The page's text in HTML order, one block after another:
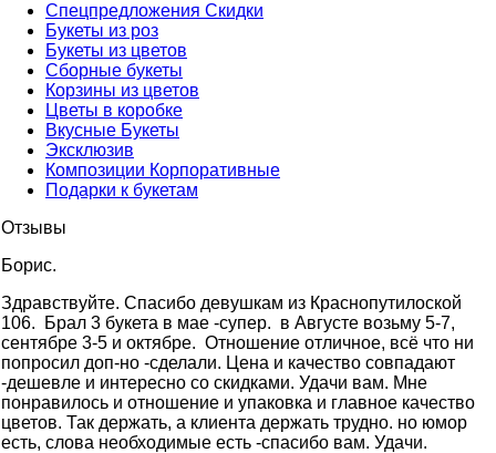
Спецпредложения Скидки
Букеты из роз
Букеты из цветов
Сборные букеты
Корзины из цветов
Цветы в коробке
Вкусные Букеты
Эксклюзив
Композиции Корпоративные
Подарки к букетам
Отзывы
Борис.
Здравствуйте. Cпасибо девушкам из Краснопутилоской
106. Брал 3 букета в мае -супер. в Августе возьму 5-7,
сентябре 3-5 и октябре. Отношение отличное, всё что ни
попросил доп-но -сделали. Цена и качество совпадают
-дешевле и интересно со скидками. Удачи вам. Мне
понравилось и отношение и упаковка и главное качество
цветов. Так держать, а клиента держать трудно. но юмор
есть, слова необходимые есть -спасибо вам. Удачи.